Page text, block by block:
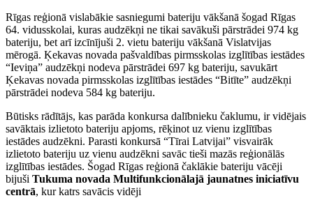
Rīgas reģionā vislabākie sasniegumi bateriju vākšanā šogad Rīgas
64. vidusskolai, kuras audzēkņi ne tikai savākuši pārstrādei 974 kg
bateriju, bet arī izcīnījuši 2. vietu bateriju vākšanā Vislatvijas
mērogā. Ķekavas novada pašvaldības pirmsskolas izglītības iestādes
“Ieviņa” audzēkņi nodeva pārstrādei 697 kg bateriju, savukārt
Ķekavas novada pirmsskolas izglītības iestādes “Bitīte” audzēkņi
pārstrādei nodeva 584 kg bateriju.
Būtisks rādītājs, kas parāda konkursa dalībnieku čaklumu, ir vidējais
savāktais izlietoto bateriju apjoms, rēķinot uz vienu izglītības
iestādes audzēkni. Parasti konkursā “Tīrai Latvijai” visvairāk
izlietoto bateriju uz vienu audzēkni savāc tieši mazās reģionālās
izglītības iestādes. Šogad Rīgas reģionā čaklākie bateriju vācēji
bijuši Tukuma novada Multifunkcionālajā jaunatnes iniciatīvu
centrā, kur katrs savācis vidēji